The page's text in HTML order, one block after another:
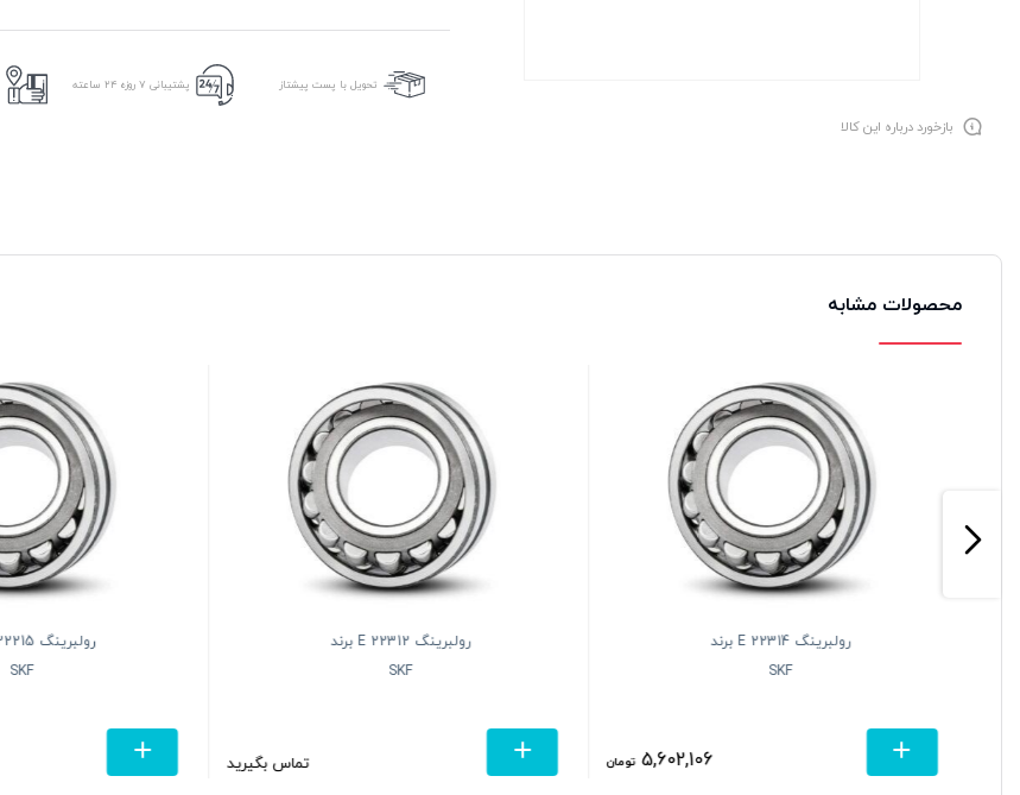
تحویل با پست پیشتاز پشتیبانی ۷ روزه ۲۴ ساعته
بازخورد درباره این کالا
محصولات مشابه
رولبرینگ 22314 E برند
SKF
5,602,106 تومان
رولبرینگ 22312 E برند
SKF
تماس بگیرید
SKF